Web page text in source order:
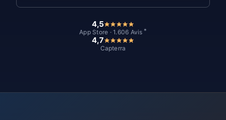
4,5
App Store · 1.606 Avis *
4,7
Capterra